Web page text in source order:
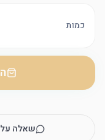
כמות
שאלה על